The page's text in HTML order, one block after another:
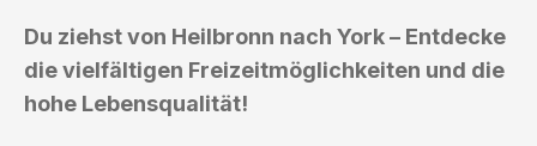
Du ziehst von Heilbronn nach York – Entdecke
die vielfältigen Freizeitmöglichkeiten und die
hohe Lebensqualität!